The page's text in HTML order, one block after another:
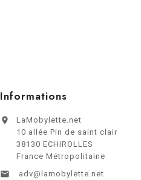
Informations

LaMobylette.net
10 allée Pin de saint clair
38130 ECHIROLLES
France Métropolitaine
 adv@lamobylette.net